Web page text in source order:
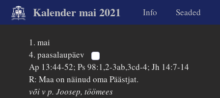
Kalender mai 2021 Info Seaded
1. mai
4. paasalaupäev
Ap 13:44-52; Ps 98:1,2-3ab,3cd-4; Jh 14:7-14
R: Maa on näinud oma Päästjat.
või v p. Joosep, töömees